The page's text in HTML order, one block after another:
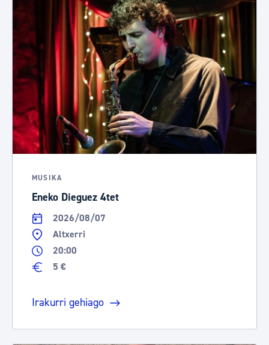
MUSIKA
Eneko Dieguez 4tet
2026/08/07
Altxerri
20:00
5 €
Irakurri gehiago